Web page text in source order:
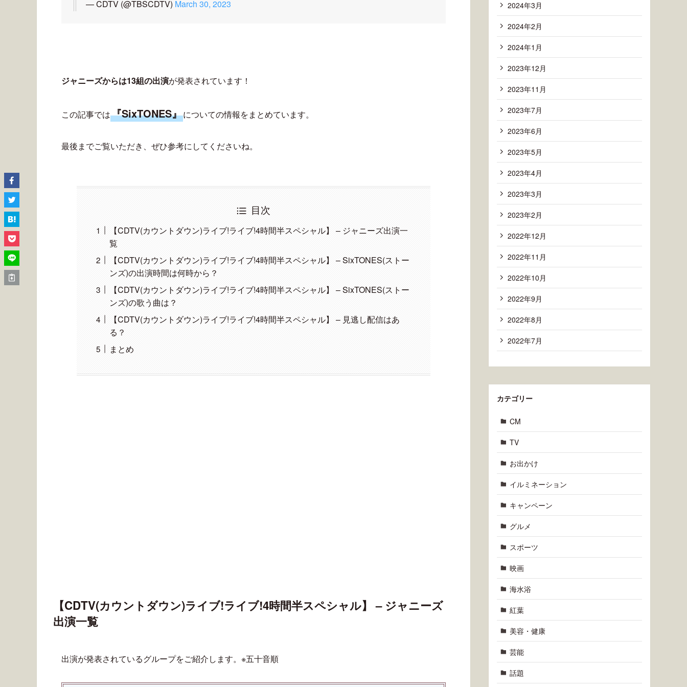
— CDTV (@TBSCDTV) March 30, 2023
ジャニーズからは13組の出演が発表されています！
この記事では『SixTONES』についての情報をまとめています。
最後までご覧いただき、ぜひ参考にしてくださいね。
目次
【CDTV(カウントダウン)ライブ!ライブ!4時間半スペシャル】 – ジャニーズ出演一
覧
【CDTV(カウントダウン)ライブ!ライブ!4時間半スペシャル】 – SixTONES(ストー
ンズ)の出演時間は何時から？
【CDTV(カウントダウン)ライブ!ライブ!4時間半スペシャル】 – SixTONES(ストー
ンズ)の歌う曲は？
【CDTV(カウントダウン)ライブ!ライブ!4時間半スペシャル】 – 見逃し配信はあ
る？
まとめ
【CDTV(カウントダウン)ライブ!ライブ!4時間半スペシャル】 – ジャニーズ
出演一覧
出演が発表されているグループをご紹介します。※五十音順
2024年3月
2024年2月
2024年1月
2023年12月
2023年11月
2023年7月
2023年6月
2023年5月
2023年4月
2023年3月
2023年2月
2022年12月
2022年11月
2022年10月
2022年9月
2022年8月
2022年7月
カテゴリー
CM
TV
お出かけ
イルミネーション
キャンペーン
グルメ
スポーツ
映画
海水浴
紅葉
美容・健康
芸能
話題